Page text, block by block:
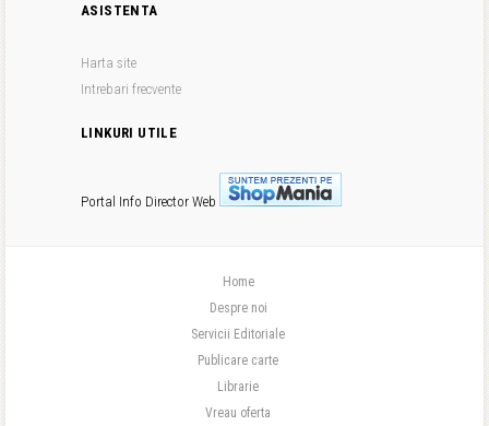
ASISTENTA
Harta site
Intrebari frecvente
LINKURI UTILE
Portal Info Director Web
Home
Despre noi
Servicii Editoriale
Publicare carte
Librarie
Vreau oferta